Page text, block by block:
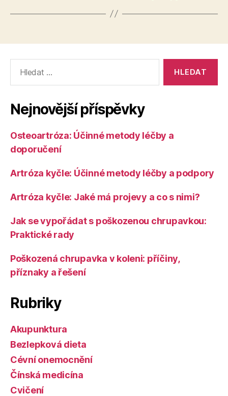
vyhledávání:
Nejnovější příspěvky
Osteoartróza: Účinné metody léčby a
doporučení
Artróza kyčle: Účinné metody léčby a podpory
Artróza kyčle: Jaké má projevy a co s nimi?
Jak se vypořádat s poškozenou chrupavkou:
Praktické rady
Poškozená chrupavka v koleni: příčiny,
příznaky a řešení
Rubriky
Akupunktura
Bezlepková dieta
Cévní onemocnění
Čínská medicína
Cvičení